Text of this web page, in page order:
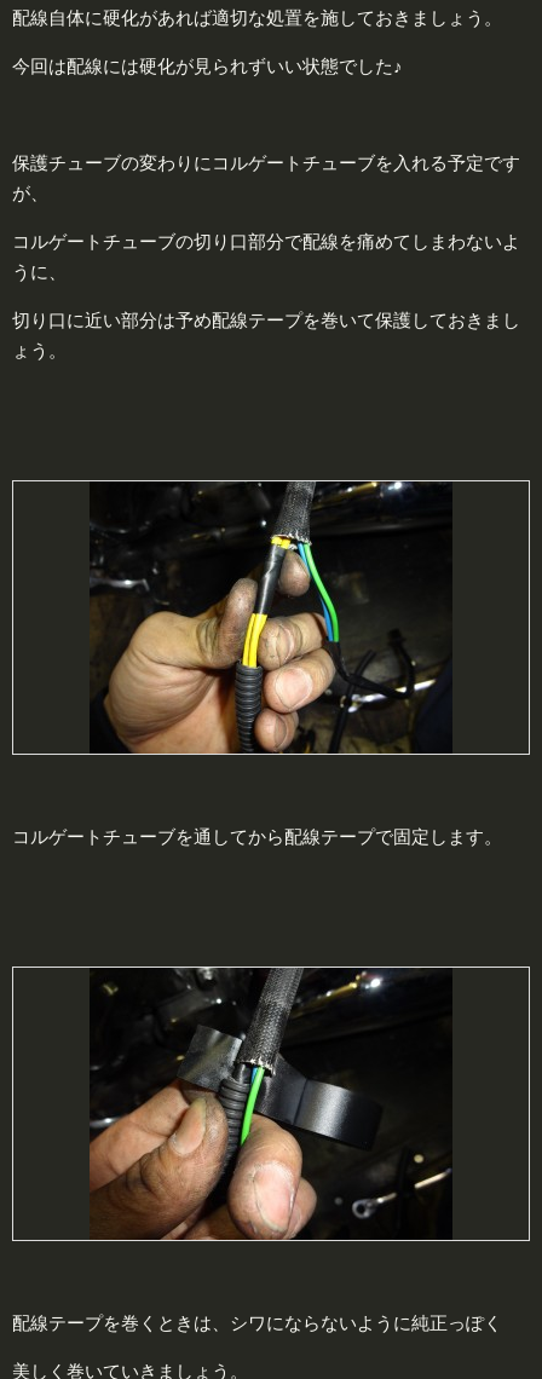
配線自体に硬化があれば適切な処置を施しておきましょう。
今回は配線には硬化が見られずいい状態でした♪
保護チューブの変わりにコルゲートチューブを入れる予定です
が、
コルゲートチューブの切り口部分で配線を痛めてしまわないよ
うに、
切り口に近い部分は予め配線テープを巻いて保護しておきまし
ょう。
コルゲートチューブを通してから配線テープで固定します。
配線テープを巻くときは、シワにならないように純正っぽく
美しく巻いていきましょう。